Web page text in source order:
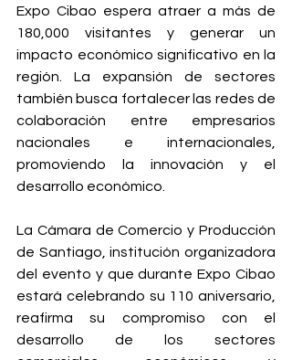
Expo Cibao espera atraer a más de
180,000 visitantes y generar un
impacto económico significativo en la
región. La expansión de sectores
también busca fortalecer las redes de
colaboración entre empresarios
nacionales e internacionales,
promoviendo la innovación y el
desarrollo económico.
La Cámara de Comercio y Producción
de Santiago, institución organizadora
del evento y que durante Expo Cibao
estará celebrando su 110 aniversario,
reafirma su compromiso con el
desarrollo de los sectores